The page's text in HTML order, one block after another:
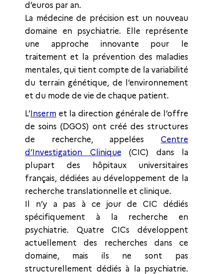
d’euros par an.
La médecine de précision est un nouveau
domaine en psychiatrie. Elle représente
une approche innovante pour le
traitement et la prévention des maladies
mentales, qui tient compte de la variabilité
du terrain génétique, de l’environnement
et du mode de vie de chaque patient.
L’Inserm et la direction générale de l’offre
de soins (DGOS) ont créé des structures
de recherche, appelées Centre
d’Investigation Clinique (CIC) dans la
plupart des hôpitaux universitaires
français, dédiées au développement de la
recherche translationnelle et clinique.
Il n’y a pas à ce jour de CIC dédiés
spécifiquement à la recherche en
psychiatrie. Quatre CICs développent
actuellement des recherches dans ce
domaine, mais ils ne sont pas
structurellement dédiés à la psychiatrie.